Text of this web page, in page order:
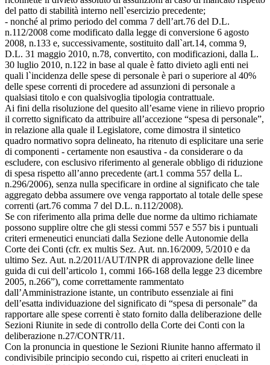
del patto di stabilità interno nell`esercizio precedente;
- nonché al primo periodo del comma 7 dell’art.76 del D.L.
n.112/2008 come modificato dalla legge di conversione 6 agosto
2008, n.133 e, successivamente, sostituito dall`art.14, comma 9,
D.L. 31 maggio 2010, n.78, convertito, con modificazioni, dalla L.
30 luglio 2010, n.122 in base al quale è fatto divieto agli enti nei
quali l`incidenza delle spese di personale è pari o superiore al 40%
delle spese correnti di procedere ad assunzioni di personale a
qualsiasi titolo e con qualsivoglia tipologia contrattuale.
Ai fini della risoluzione del quesito all’esame viene in rilievo proprio
il corretto significato da attribuire all’accezione “spesa di personale”,
in relazione alla quale il Legislatore, come dimostra il sintetico
quadro normativo sopra delineato, ha ritenuto di esplicitare una serie
di componenti - certamente non esaustiva - da considerare o da
escludere, con esclusivo riferimento al generale obbligo di riduzione
di spesa rispetto all’anno precedente (art.1 comma 557 della L.
n.296/2006), senza nulla specificare in ordine al significato che tale
aggregato debba assumere ove venga rapportato al totale delle spese
correnti (art.76 comma 7 del D.L. n.112/2008).
Se con riferimento alla prima delle due norme da ultimo richiamate
possono supplire oltre che gli stessi commi 557 e 557 bis i puntuali
criteri ermeneutici enunciati dalla Sezione delle Autonomie della
Corte dei Conti (cfr. ex multis Sez. Aut. nn.16/2009, 5/2010 e da
ultimo Sez. Aut. n.2/2011/AUT/INPR di approvazione delle linee
guida di cui dell’articolo 1, commi 166-168 della legge 23 dicembre
2005, n.266”), come correttamente rammentato
dall’Amministrazione istante, un contributo essenziale ai fini
dell’esatta individuazione del significato di “spesa di personale” da
rapportare alle spese correnti è stato fornito dalla deliberazione delle
Sezioni Riunite in sede di controllo della Corte dei Conti con la
deliberazione n.27/CONTR/11.
Con la pronuncia in questione le Sezioni Riunite hanno affermato il
condivisibile principio secondo cui, rispetto ai criteri enucleati in